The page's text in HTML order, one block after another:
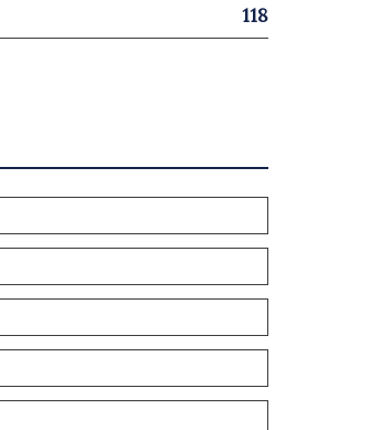
118